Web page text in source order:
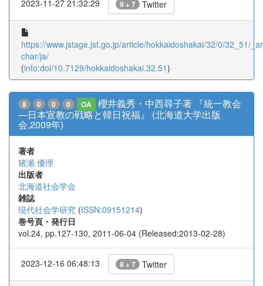
2023-11-27 21:32:29 9 + 7 Twitter
https://www.jstage.jst.go.jp/article/hokkaidoshakai/32/0/32_51/
char/ja/
(info:doi/10.7129/hokkaidoshakai.32.51)
8 0 0 0 OA
櫻井義秀・中西尋子著 『統一教会
―日本宣教の戦略と韓日祝福』 (北海道大学出版
会,2009年)
著者
猪瀬 優理
出版者
北海道社会学会
雑誌
現代社会学研究 (ISSN:09151214)
巻号頁・発行日
vol.24, pp.127-130, 2011-06-04 (Released:2013-02-28)
2023-12-16 06:48:13 8 + 7 Twitter